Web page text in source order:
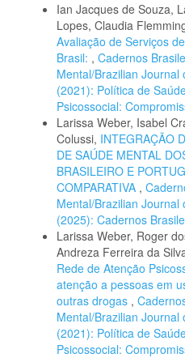
Ian Jacques de Souza,
Lopes, Claudia
Avaliação de Serviços
Brasil: , Cadernos
Mental/Brazilian
(2021): Política de
Psicossocial:
Larissa Weber, Isabel
Colussi, INTEGRAÇÃO
DE SAÚDE MENTAL
BRASILEIRO E
COMPARATIVA ,
Mental/Brazilian Journal
(2025): Cadernos
Larissa Weber, Roger
Andreza Ferreira da
Rede de Atenção
atenção a pessoas em
outras drogas ,
Mental/Brazilian
(2021): Política de
Psicossocial: